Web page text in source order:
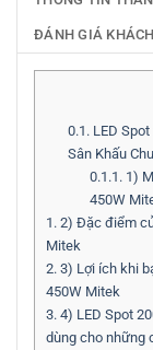
ĐÁNH GIÁ
0.1.LED
Sân Khấu
0.1.1.1)
450W
1. 2) Đặc điểm
Mitek
2. 3) Lợi ích khi
450W Mitek
3. 4) LED Spot
dùng cho những